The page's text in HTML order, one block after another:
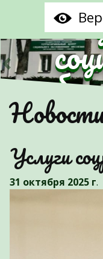
Предыдущий
Услуги
31 октября 2025 г.